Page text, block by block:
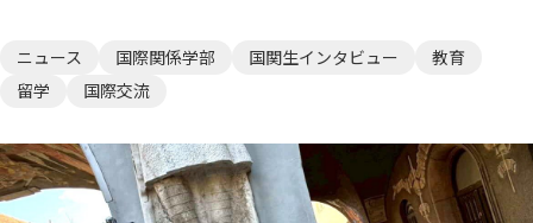
ニュース 国際関係学部 国関生インタビュー
教育
留学
国際交流